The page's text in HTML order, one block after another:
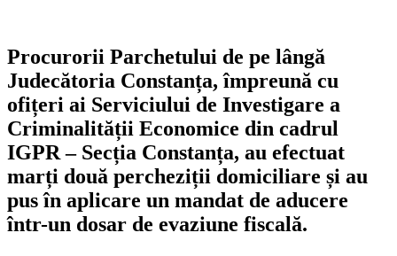
Procurorii Parchetului de pe lângă
Judecătoria Constanța, împreună cu
ofițeri ai Serviciului de Investigare a
Criminalității Economice din cadrul
IGPR – Secția Constanța, au efectuat
marți două percheziții domiciliare și au
pus în aplicare un mandat de aducere
într-un dosar de evaziune fiscală.